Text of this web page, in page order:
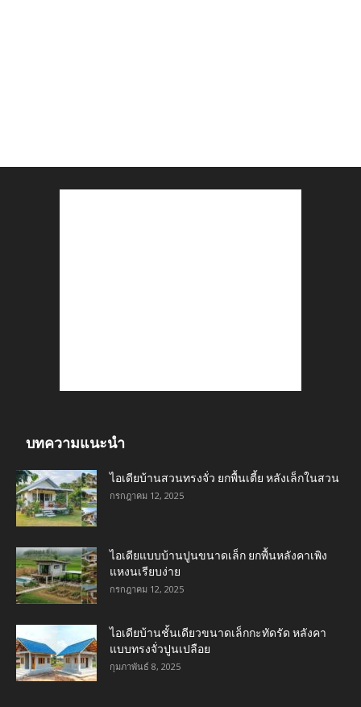
บทความแนะนำ
ไอเดียบ้านสวนทรงจั่ว ยกพื้นเตี้ย หลังเล็กในสวน
กรกฎาคม 12, 2025
ไอเดียแบบบ้านปูนขนาดเล็ก ยกพื้นหลังคาเพิง
แหงนเรียบง่าย
กรกฎาคม 12, 2025
ไอเดียบ้านชั้นเดียวขนาดเล็กกะทัดรัด หลังคา
แบบทรงจั่วปูนเปลือย
กุมภาพันธ์ 8, 2025